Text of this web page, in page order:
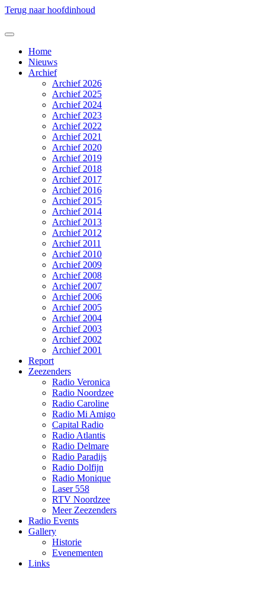
Terug naar hoofdinhoud
Home
Nieuws
Archief
Archief 2026
Archief 2025
Archief 2024
Archief 2023
Archief 2022
Archief 2021
Archief 2020
Archief 2019
Archief 2018
Archief 2017
Archief 2016
Archief 2015
Archief 2014
Archief 2013
Archief 2012
Archief 2011
Archief 2010
Archief 2009
Archief 2008
Archief 2007
Archief 2006
Archief 2005
Archief 2004
Archief 2003
Archief 2002
Archief 2001
Report
Zeezenders
Radio Veronica
Radio Noordzee
Radio Caroline
Radio Mi Amigo
Capital Radio
Radio Atlantis
Radio Delmare
Radio Paradijs
Radio Dolfijn
Radio Monique
Laser 558
RTV Noordzee
Meer Zeezenders
Radio Events
Gallery
Historie
Evenementen
Links